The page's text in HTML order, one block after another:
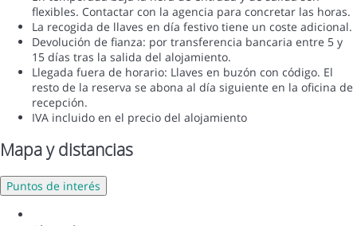
flexibles. Contactar con la agencia para concretar las horas.
La recogida de llaves en día festivo tiene un coste adicional.
Devolución de fianza: por transferencia bancaria entre 5 y
15 días tras la salida del alojamiento.
Llegada fuera de horario: Llaves en buzón con código. El
resto de la reserva se abona al día siguiente en la oficina de
recepción.
IVA incluido en el precio del alojamiento
Mapa y distancias
Puntos de interés